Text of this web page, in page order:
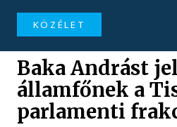
KÖZÉLET
Baka Andrást
államfőnek a
parlamenti